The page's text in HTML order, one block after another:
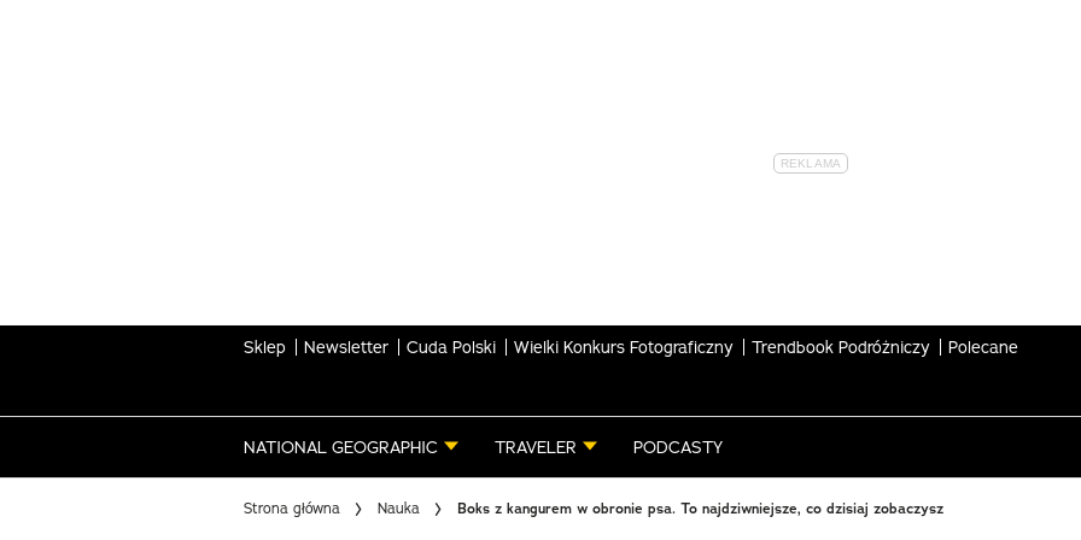
Sklep Newsletter Cuda Polski Wielki Konkurs Fotograficzny Trendbook Podróżniczy Polecane
NATIONAL GEOGRAPHIC TRAVELER PODCASTY
Strona główna Nauka Boks z kangurem w obronie psa. To najdziwniejsze, co dzisiaj zobaczysz